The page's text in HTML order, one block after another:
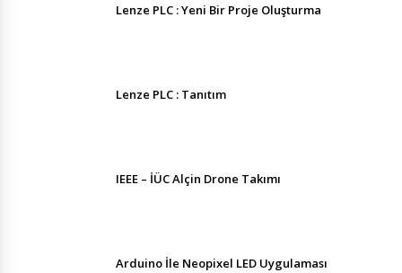
Lenze PLC : Yeni Bir Proje Oluşturma
Lenze PLC : Tanıtım
IEEE – İÜC Alçin Drone Takımı
Arduino İle Neopixel LED Uygulaması